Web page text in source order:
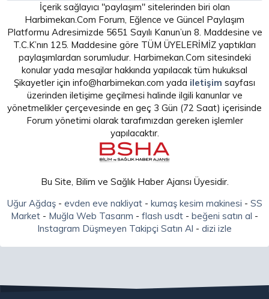
İçerik sağlayıcı "paylaşım" sitelerinden biri olan
Harbimekan.Com Forum, Eğlence ve Güncel Paylaşım
Platformu Adresimizde 5651 Sayılı Kanun’un 8. Maddesine ve
T.C.K’nın 125. Maddesine göre TÜM ÜYELERİMİZ yaptıkları
paylaşımlardan sorumludur. Harbimekan.Com sitesindeki
konular yada mesajlar hakkında yapılacak tüm hukuksal
Şikayetler için info@harbimekan.com yada iletişim sayfası
üzerinden iletişime geçilmesi halinde ilgili kanunlar ve
yönetmelikler çerçevesinde en geç 3 Gün (72 Saat) içerisinde
Forum yönetimi olarak tarafımızdan gereken işlemler
yapılacaktır.
Bu Site, Bilim ve Sağlık Haber Ajansı Üyesidir.
Uğur Ağdaş- evden eve nakliyat- kumaş kesim makinesi - SS
Market - Muğla Web Tasarım - flash usdt - beğeni satın al -
Instagram Düşmeyen Takipçi Satın Al - dizi izle